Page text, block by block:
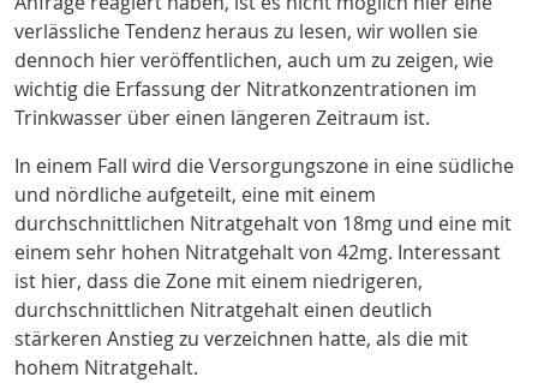
verlässliche Tendenz heraus zu lesen, wir wollen sie
dennoch hier veröffentlichen, auch um zu zeigen, wie
wichtig die Erfassung der Nitratkonzentrationen im
Trinkwasser über einen längeren Zeitraum ist.
In einem Fall wird die Versorgungszone in eine südliche
und nördliche aufgeteilt, eine mit einem
durchschnittlichen Nitratgehalt von 18mg und eine mit
einem sehr hohen Nitratgehalt von 42mg. Interessant
ist hier, dass die Zone mit einem niedrigeren,
durchschnittlichen Nitratgehalt einen deutlich
stärkeren Anstieg zu verzeichnen hatte, als die mit
hohem Nitratgehalt.